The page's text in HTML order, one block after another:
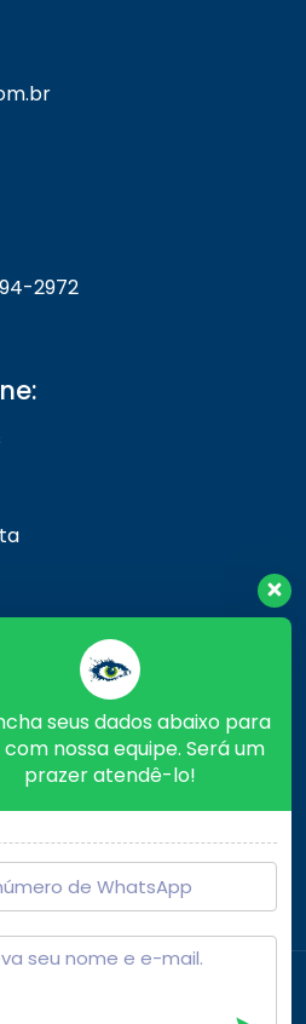
2972
seus dados abaixo para
nossa equipe. Será um
prazer atendê-lo!